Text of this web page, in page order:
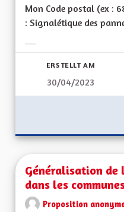
Mon Code postal (ex :
: Signalétique des
ERSTELLT AM
30/04/2023
Généralisation
dans les
Proposition